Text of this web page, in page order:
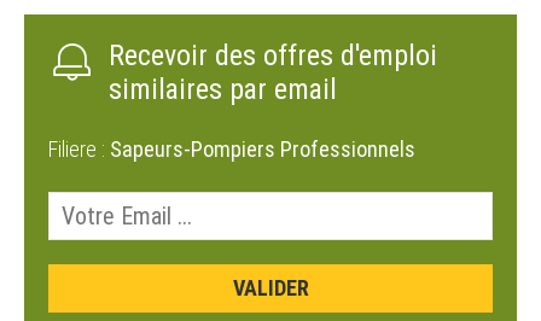
Recevoir des offres d'emploi
similaires par email
Filiere : Sapeurs-Pompiers Professionnels